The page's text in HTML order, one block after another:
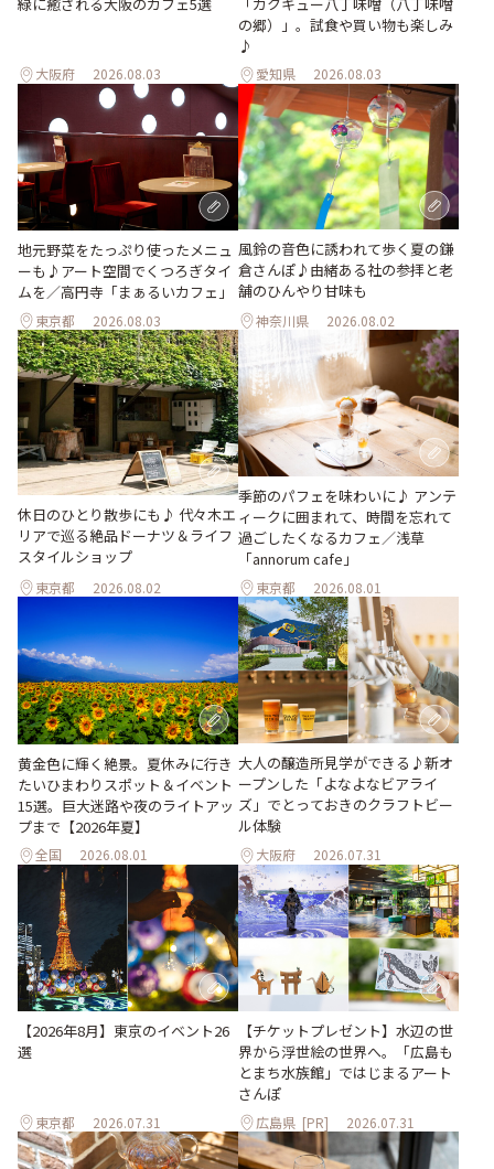
大阪府 2026.08.03
の郷）」。試食や買い物も楽しみ
♪
愛知県 2026.08.03
地元野菜をたっぷり使ったメニュ
ーも♪アート空間でくつろぎタイ
ムを／高円寺「まぁるいカフェ」
東京都 2026.08.03
風鈴の音色に誘われて歩く夏の鎌
倉さんぽ♪由緒ある社の参拝と老
舗のひんやり甘味も
神奈川県 2026.08.02
休日のひとり散歩にも♪ 代々木エ
リアで巡る絶品ドーナツ＆ライフ
スタイルショップ
東京都 2026.08.02
季節のパフェを味わいに♪ アンテ
ィークに囲まれて、時間を忘れて
過ごしたくなるカフェ／浅草
「annorum cafe」
東京都 2026.08.01
黄金色に輝く絶景。夏休みに行き
たいひまわりスポット＆イベント
15選。巨大迷路や夜のライトアッ
プまで【2026年夏】
全国 2026.08.01
大人の醸造所見学ができる♪新オ
ープンした「よなよなビアライ
ズ」でとっておきのクラフトビー
ル体験
大阪府 2026.07.31
【2026年8月】東京のイベント26
選
東京都 2026.07.31
【チケットプレゼント】水辺の世
界から浮世絵の世界へ。「広島も
とまち水族館」ではじまるアート
さんぽ
広島県 [PR] 2026.07.31